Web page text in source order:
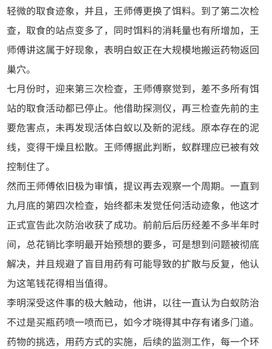
轻微的取食迹象，并且，王师傅更换了饵料。到了第二次检
查，取食的站点变多了，同时饵料的消耗量也有所增加，王
师傅讲这属于好现象，表明白蚁正在大规模地搬运药物返回
巢穴。
七月份时，迎来第三次检查，王师傅察觉到，差不多所有饵
站的取食活动都已停止。他借助探测仪，再三检查先前的主
要危害点，未再发现活体白蚁以及新的泥线。原本存在的泥
线，变得干燥且松散。王师傅据此判断，蚁群理应已被有效
控制住了。
然而王师傅依旧极为审慎，提议再去观察一个周期。一直到
九月底的第四次检查，始终都未发觉任何活动迹象，他这才
正式宣告此次防治收获了成功。前前后后历经差不多半年时
间，总花销比李明最开始预想的要多，可是想到问题被彻底
解决，并且规避了盲目用药有可能导致的扩散与反复，他认
为这笔钱花得相当值得。
李明深受这件事的极大触动，他讲，以往一直认为白蚁防治
不过是买瓶药喷一喷而已，如今才晓得其中存有诸多门道。
药物的挑选，用药方式的实施，后续的监测工作，每一个环